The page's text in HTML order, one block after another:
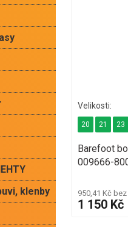
klenby
Barefoot
009666-
950,41 Kč bez
1 150 Kč
20 21 23